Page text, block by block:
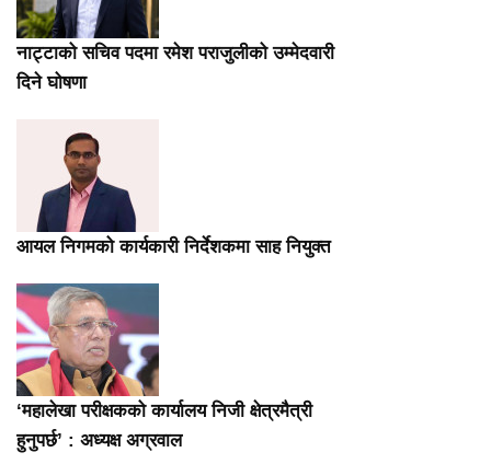
नाट्टाको सचिव पदमा रमेश पराजुलीको उम्मेदवारी
दिने घोषणा
आयल निगमको कार्यकारी निर्देशकमा साह नियुक्त
‘महालेखा परीक्षकको कार्यालय निजी क्षेत्रमैत्री
हुनुपर्छ’ : अध्यक्ष अग्रवाल